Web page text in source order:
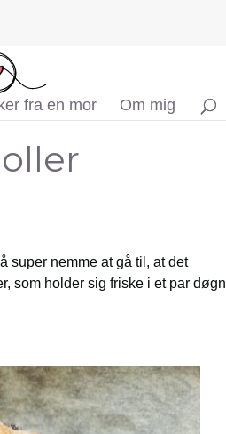
fra en mor Om mig
super nemme at gå til, at det
som holder sig friske i et par døgn